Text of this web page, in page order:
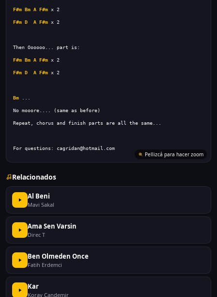
F#m Bm A F#m
F#m D A F#m
F#m Bm A F#m
F#m D A F#m
Bm
For questions: cagridan@hotmail.com
Pellizcá para hacer zoom
Relacionados
Al Beni
Mavi Sakal
Ama Sen Varsin
Direc T
Ben Olmeden Once
Fatih Erdemci
Kar
Koray Candemir